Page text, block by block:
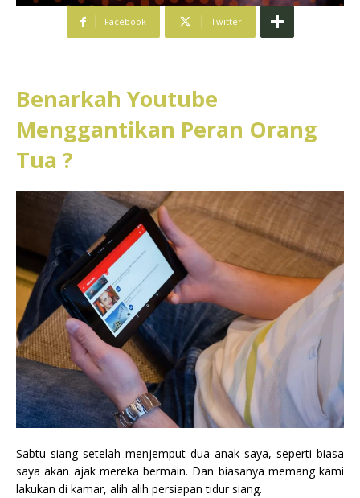
Facebook Twitter
Benarkah Youtube
Menggantikan Peran Orang
Tua ?
Sabtu siang setelah menjemput dua anak saya, seperti biasa
saya akan ajak mereka bermain. Dan biasanya memang kami
lakukan di kamar, alih alih persiapan tidur siang.